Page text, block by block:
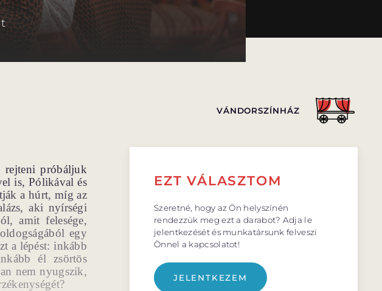
rejteni próbáljuk
is, Pólikával és
a húrt, míg az
aki nyírségi
amit felesége,
egy
a lépést: inkább
él zsörtös
nem nyugszik,
VÁNDORSZÍNHÁZ
EZT VÁLASZTOM
Szeretné, hogy az Ön helyszínén
rendezzük meg ezt a darabot? Adja le
jelentkezését és munkatársunk felveszi
Önnel a kapcsolatot!
JELENTKEZEM